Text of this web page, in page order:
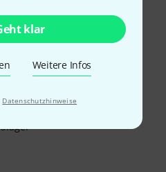
klar
Weitere Infos
Datenschutzhinweise